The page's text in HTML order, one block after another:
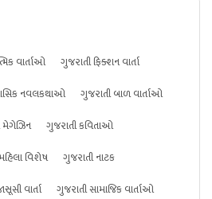
વાર્તાઓ
ગુજરાતી ફિક્શન વાર્તા
નવલકથાઓ
ગુજરાતી બાળ વાર્તાઓ
મેગેઝિન
ગુજરાતી કવિતાઓ
વિશેષ
ગુજરાતી નાટક
વાર્તા
ગુજરાતી સામાજિક વાર્તાઓ